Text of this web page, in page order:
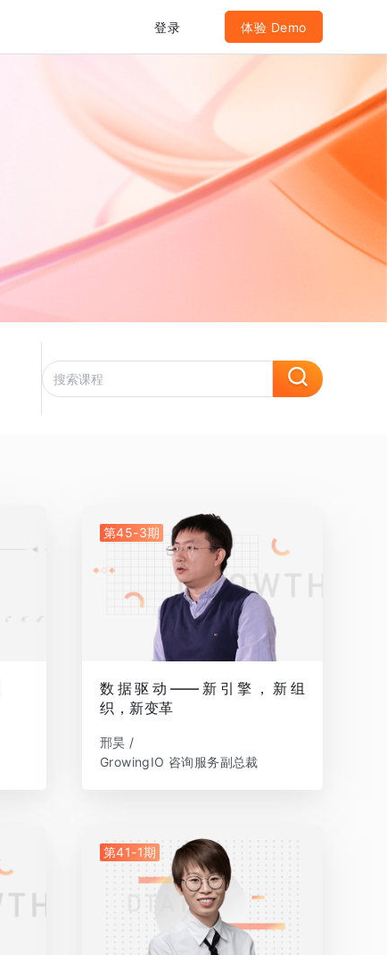
登录 体验 Demo
第45-3期
数据驱动——新引擎，新组
织，新变革
邢昊 /
GrowingIO 咨询服务副总裁
第41-1期